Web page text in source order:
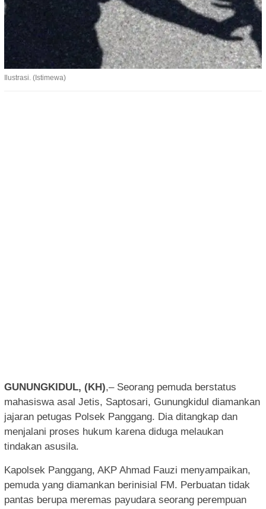
Ilustrasi. (Istimewa)
GUNUNGKIDUL, (KH),– Seorang pemuda berstatus
mahasiswa asal Jetis, Saptosari, Gunungkidul diamankan
jajaran petugas Polsek Panggang. Dia ditangkap dan
menjalani proses hukum karena diduga melaukan
tindakan asusila.
Kapolsek Panggang, AKP Ahmad Fauzi menyampaikan,
pemuda yang diamankan berinisial FM. Perbuatan tidak
pantas berupa meremas payudara seorang perempuan